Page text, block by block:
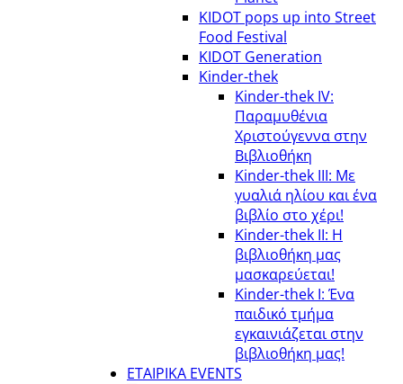
KIDOT pops up into Street
Food Festival
KIDOT Generation
Kinder-thek
Kinder-thek IV:
Παραμυθένια
Χριστούγεννα στην
Βιβλιοθήκη
Κinder-thek III: Με
γυαλιά ηλίου και ένα
βιβλίο στο χέρι!
Κinder-thek II: Η
βιβλιοθήκη μας
μασκαρεύεται!
Κinder-thek I: Ένα
παιδικό τμήμα
εγκαινιάζεται στην
βιβλιοθήκη μας!
ΕΤΑΙΡΙΚΑ EVENTS